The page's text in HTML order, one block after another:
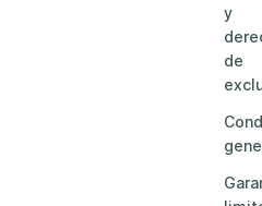
y
de